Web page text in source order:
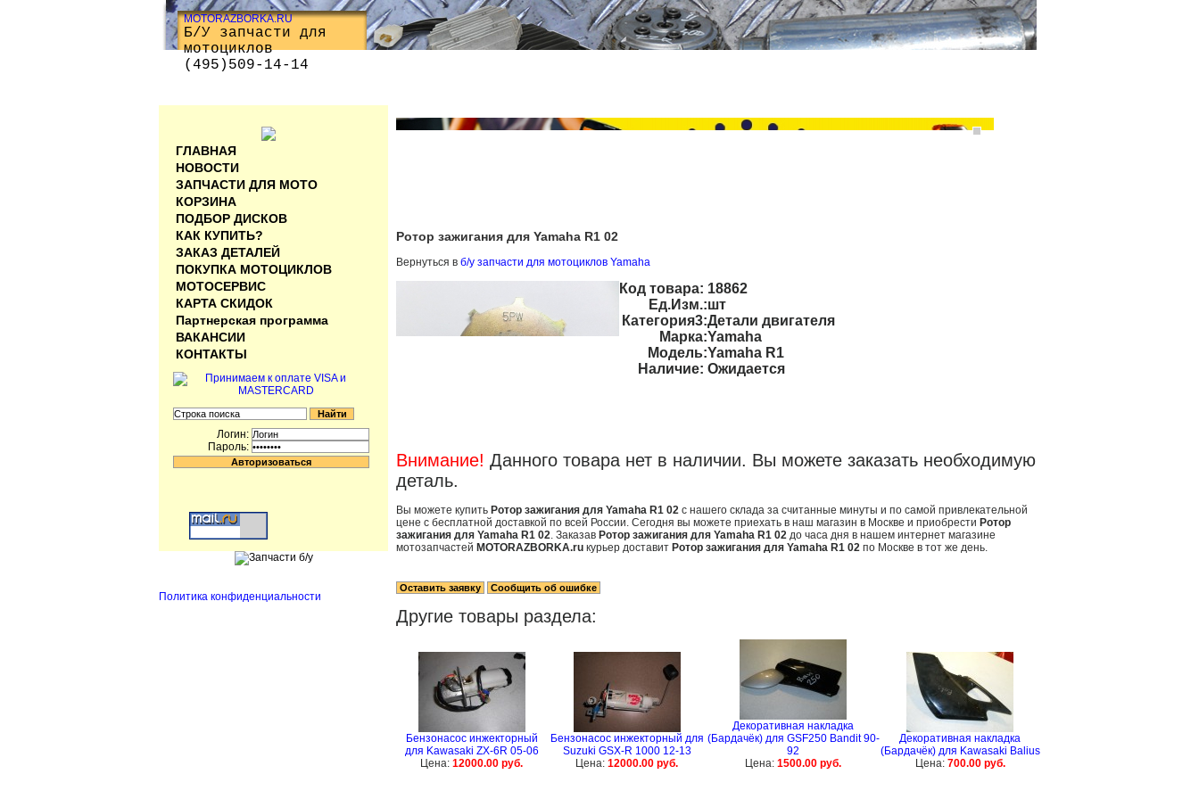
MOTORAZBORKA.RU
Б/У запчасти для
мотоциклов
(495)509-14-14
Ротор зажигания для Yamaha R1 02
Вернуться в б/у запчасти для мотоциклов Yamaha
Код товара: 18862
Ед.Изм.:шт
Категория3:Детали двигателя
Марка:Yamaha
Модель:Yamaha R1
Наличие: Ожидается
Внимание! Данного товара нет в наличии. Вы можете заказать необходимую
деталь.
Вы можете купить Ротор зажигания для Yamaha R1 02 с нашего склада за считанные минуты и по самой привлекательной
цене с бесплатной доставкой по всей России. Сегодня вы можете приехать в наш магазин в Москве и приобрести Ротор
зажигания для Yamaha R1 02. Заказав Ротор зажигания для Yamaha R1 02 до часа дня в нашем интернет магазине
мотозапчастей MOTORAZBORKA.ru курьер доставит Ротор зажигания для Yamaha R1 02 по Москве в тот же день.
Другие товары раздела:
Бензонасос инжекторный
для Kawasaki ZX-6R 05-06
Цена: 12000.00 руб.
Бензонасос инжекторный для
Suzuki GSX-R 1000 12-13
Цена: 12000.00 руб.
Декоративная накладка
(Бардачёк) для GSF250 Bandit 90-
92
Цена: 1500.00 руб.
Декоративная накладка
(Бардачёк) для Kawasaki Balius
Цена: 700.00 руб.
ГЛАВНАЯ
НОВОСТИ
ЗАПЧАСТИ ДЛЯ МОТО
КОРЗИНА
ПОДБОР ДИСКОВ
КАК КУПИТЬ?
ЗАКАЗ ДЕТАЛЕЙ
ПОКУПКА МОТОЦИКЛОВ
МОТОСЕРВИС
КАРТА СКИДОК
Партнерская программа
ВАКАНСИИ
КОНТАКТЫ
Логин:
Пароль:
Политика конфиденциальности